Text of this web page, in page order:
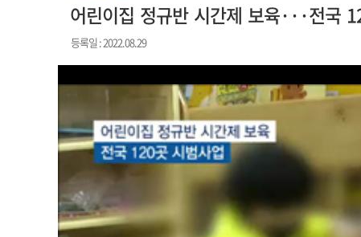
어린이집 정규반 시간제 보육···전국
등록일 : 2022.08.29